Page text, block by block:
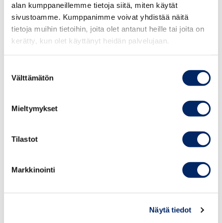
alan kumppaneillemme tietoja siitä, miten käytät
sivustoamme. Kumppanimme voivat yhdistää näitä
tietoja muihin tietoihin, joita olet antanut heille tai joita on
kerätty, kun olet käyttänyt heidän palvelujaan.
valinta
Välttämätön
Mieltymykset
Tilastot
Markkinointi
Näytä tiedot
giving international investors unique chances
Watch the recording of „Investing in Poland –
Pleśniak (attorney at law, Senior Associate),